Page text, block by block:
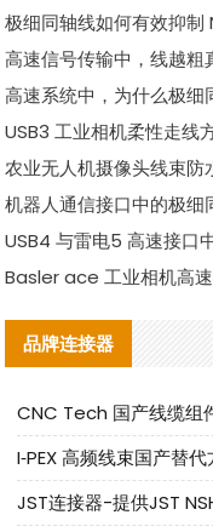
极细同轴线如何有效抑制
高速信号传输中，线越粗
高速系统中，为什么极细
USB3 工业相机柔性走线
农业无人机摄像头线束防
机器人通信接口中的极细
USB4 与雷电5 高速接口
Basler ace 工业相机高
品牌连接器
CNC Tech 国产线缆组
I‑PEX 高频线束国产替
JST连接器-提供JST